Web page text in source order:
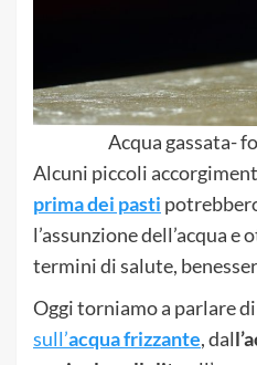
Acqua gassata-
Alcuni piccoli
prima dei pasti
l’assunzione dell’acqua
termini di salute,
Oggi torniamo a parlare di
sull’acqua frizzante, dal